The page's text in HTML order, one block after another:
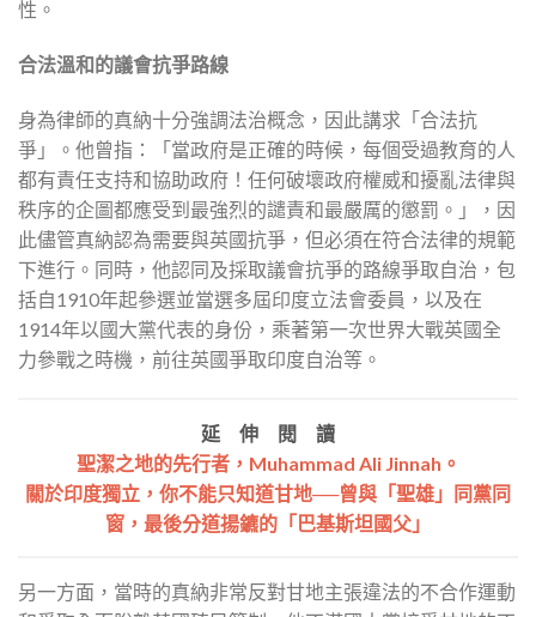
性。
合法溫和的議會抗爭路線
身為律師的真納十分強調法治概念，因此講求「合法抗
爭」。他曾指：「當政府是正確的時候，每個受過教育的人
都有責任支持和協助政府！任何破壞政府權威和擾亂法律與
秩序的企圖都應受到最強烈的譴責和最嚴厲的懲罰。」，因
此儘管真納認為需要與英國抗爭，但必須在符合法律的規範
下進行。同時，他認同及採取議會抗爭的路線爭取自治，包
括自1910年起參選並當選多屆印度立法會委員，以及在
1914年以國大黨代表的身份，乘著第一次世界大戰英國全
力參戰之時機，前往英國爭取印度自治等。
延 伸 閱 讀
聖潔之地的先行者，Muhammad Ali Jinnah。
關於印度獨立，你不能只知道甘地──曾與「聖雄」同黨同
窗，最後分道揚鑣的「巴基斯坦國父」
另一方面，當時的真納非常反對甘地主張違法的不合作運動